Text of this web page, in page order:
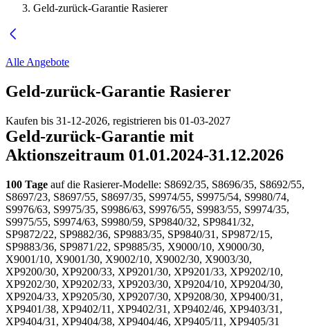
Geld-zurück-Garantie Rasierer
Alle Angebote
Geld-zurück-Garantie Rasierer
Kaufen bis 31-12-2026, registrieren bis 01-03-2027
Geld-zurück-Garantie mit
Aktionszeitraum 01.01.2024-31.12.2026
100 Tage auf die Rasierer-Modelle: S8692/35​, S8696/35​, S8692/55​,
S8697/23​, S8697/55, S8697/35​, S9974/55, S9975/54, S9980/74​,
S9976/63​, S9975/35​, S9986/63​, S9976/55​, S9983/55​, S9974/35​,
S9975/55, S9974/63, S9980/59​, SP9840/32​, SP9841/32,
SP9872/22​, SP9882/36, SP9883/35​, SP9840/31​, SP9872/15​,
SP9883/36​, SP9871/22​, SP9885/35, X9000/10, X9000/30,
X9001/10, X9001/30, X9002/10, X9002/30, X9003/30,
XP9200/30, XP9200/33, XP9201/30, XP9201/33, XP9202/10,
XP9202/30, XP9202/33, XP9203/30, XP9204/10, XP9204/30,
XP9204/33, XP9205/30, XP9207/30, XP9208/30, XP9400/31,
XP9401/38, XP9402/11, XP9402/31, XP9402/46, XP9403/31,
XP9404/31, XP9404/38, XP9404/46, XP9405/11, XP9405/31